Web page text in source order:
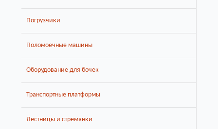
Погрузчики
Поломоечные машины
Оборудование для бочек
Транспортные платформы
Лестницы и стремянки